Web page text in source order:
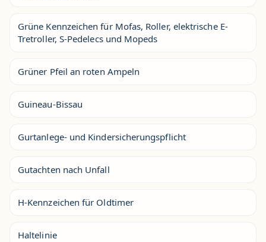
Grüne Kennzeichen für Mofas, Roller, elektrische E-
Tretroller, S-Pedelecs und Mopeds
Grüner Pfeil an roten Ampeln
Guineau-Bissau
Gurtanlege- und Kindersicherungspflicht
Gutachten nach Unfall
H-Kennzeichen für Oldtimer
Haltelinie